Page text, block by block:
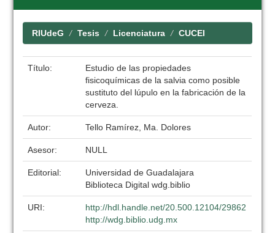
RIUdeG Tesis Licenciatura CUCEI
Título:
Estudio de las propiedades
fisicoquímicas de la salvia como posible
sustituto del lúpulo en la fabricación de la
cerveza.
Autor: Tello Ramírez, Ma. Dolores
Asesor: NULL
Editorial:
Universidad de Guadalajara
Biblioteca Digital wdg.biblio
URI:
http://hdl.handle.net/20.500.12104/29862
http://wdg.biblio.udg.mx